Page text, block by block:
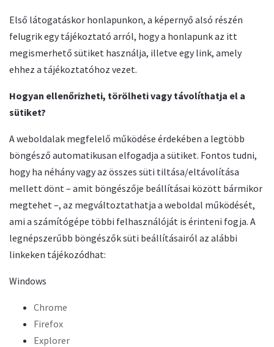
Első látogatáskor honlapunkon, a képernyő alsó részén
felugrik egy tájékoztató arról, hogy a honlapunk az itt
megismerhető sütiket használja, illetve egy link, amely
ehhez a tájékoztatóhoz vezet.
Hogyan ellenőrizheti, törölheti vagy távolíthatja el a
sütiket?
A weboldalak megfelelő működése érdekében a legtöbb
böngésző automatikusan elfogadja a sütiket. Fontos tudni,
hogy ha néhány vagy az összes süti tiltása/eltávolítása
mellett dönt – amit böngészője beállításai között bármikor
megtehet –, az megváltoztathatja a weboldal működését,
ami a számítógépe többi felhasználóját is érinteni fogja. A
legnépszerűbb böngészők süti beállításairól az alábbi
linkeken tájékozódhat:
Windows
Chrome
Firefox
Explorer